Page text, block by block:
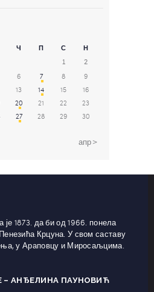
Ч П С
Н
1
2
6 7 8
9
13 14 15
16
20 21 22
23
27 28 29
30
апр »
1873. да би од 1966. понела
Крцуна. У свом саставу
у Араповцу и Миросаљцима.
– АНЂЕЛИНА ПАУНОВИЋ